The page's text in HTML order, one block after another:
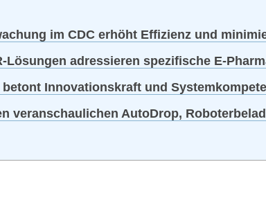
im CDC erhöht Effizienz und
Lösungen adressieren spezifische E-
Innovationskraft und
veranschaulichen AutoDrop,